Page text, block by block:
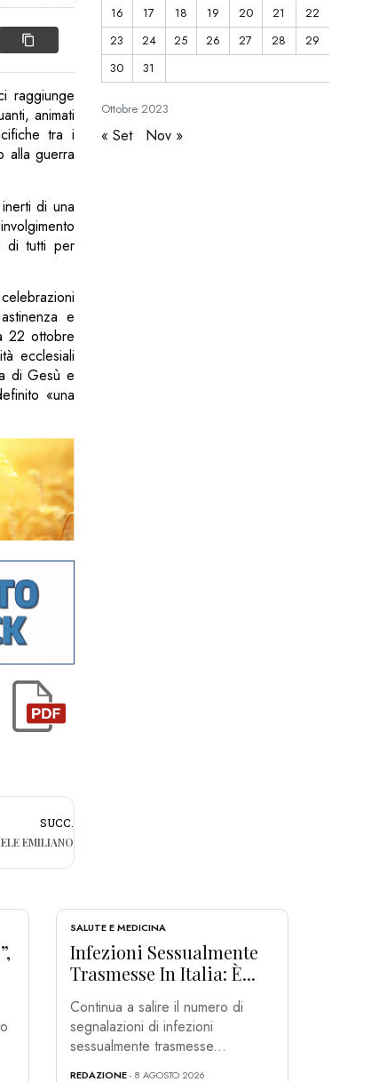
raggiunge
animati
tra i
alla guerra
di una
di tutti per
e
22 ottobre
ecclesiali
di Gesù e
«una
SUCC.
EMILIANO
Ottobre2023
16
17 18 19 20 21
22
23
24 25 26 27 28
29
30
31
« Set Nov »
SALUTE E MEDICINA
Infezioni Sessualmente
Trasmesse In Italia: È...
Continua a salire il numero di
segnalazioni di infezioni
sessualmente trasmesse...
REDAZIONE- 8 AGOSTO 2026